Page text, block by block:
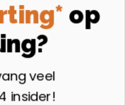
op
veel
insider!